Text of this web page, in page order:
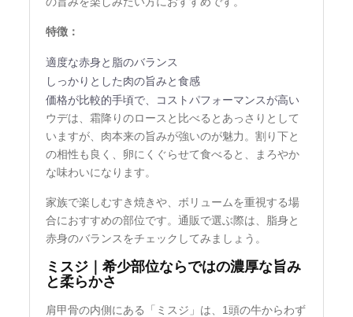
特徴：
適度な赤身と脂のバランス
しっかりとした肉の旨みと食感
価格が比較的手頃で、コストパフォーマンスが高い
ウデは、霜降りのロースと比べるとあっさりとして
いますが、肉本来の旨みが強いのが魅力。割り下と
の相性も良く、卵にくぐらせて食べると、まろやか
な味わいになります。
家族で楽しむすき焼きや、ボリュームを重視する場
合におすすめの部位です。通販で選ぶ際は、脂身と
赤身のバランスをチェックしてみましょう。
ミスジ｜希少部位ならではの濃厚な旨み
と柔らかさ
肩甲骨の内側にある「ミスジ」は、1頭の牛からわず